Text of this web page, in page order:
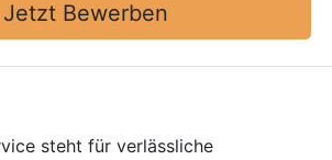
Jetzt Bewerben
steht für verlässliche